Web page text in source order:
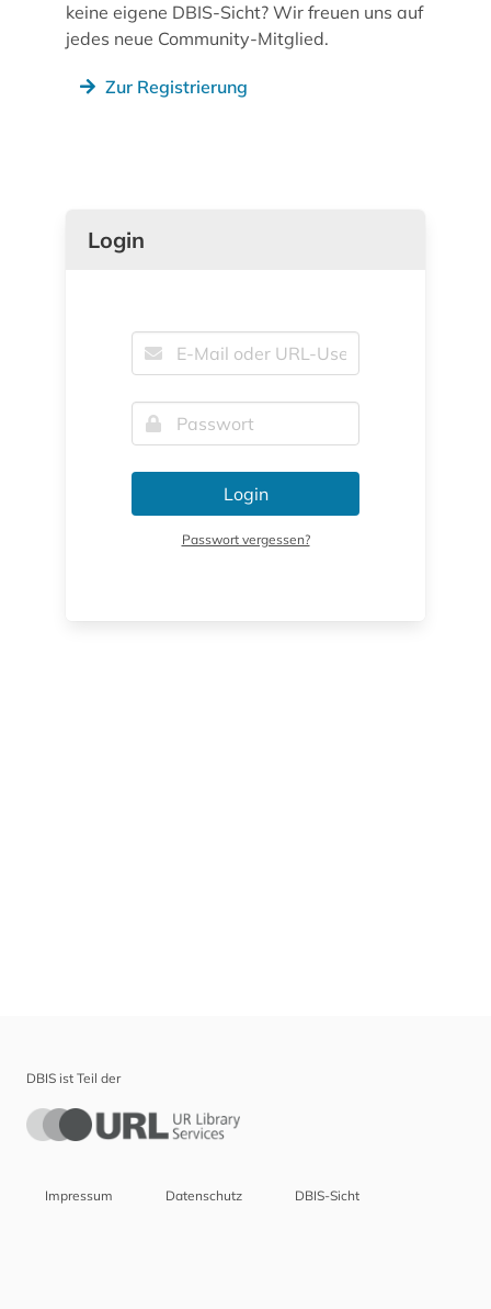
keine eigene DBIS-Sicht? Wir freuen uns auf
jedes neue Community-Mitglied.
Zur Registrierung
Login
Login
Passwort vergessen?
DBIS ist Teil der
Impressum Datenschutz DBIS-Sicht